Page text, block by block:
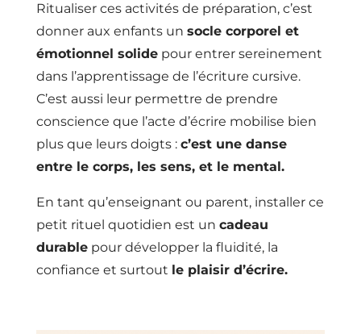
Ritualiser ces activités de préparation, c’est
donner aux enfants un socle corporel et
émotionnel solide pour entrer sereinement
dans l’apprentissage de l’écriture cursive.
C’est aussi leur permettre de prendre
conscience que l’acte d’écrire mobilise bien
plus que leurs doigts : c’est une danse
entre le corps, les sens, et le mental.
En tant qu’enseignant ou parent, installer ce
petit rituel quotidien est un cadeau
durable pour développer la fluidité, la
confiance et surtout le plaisir d’écrire.